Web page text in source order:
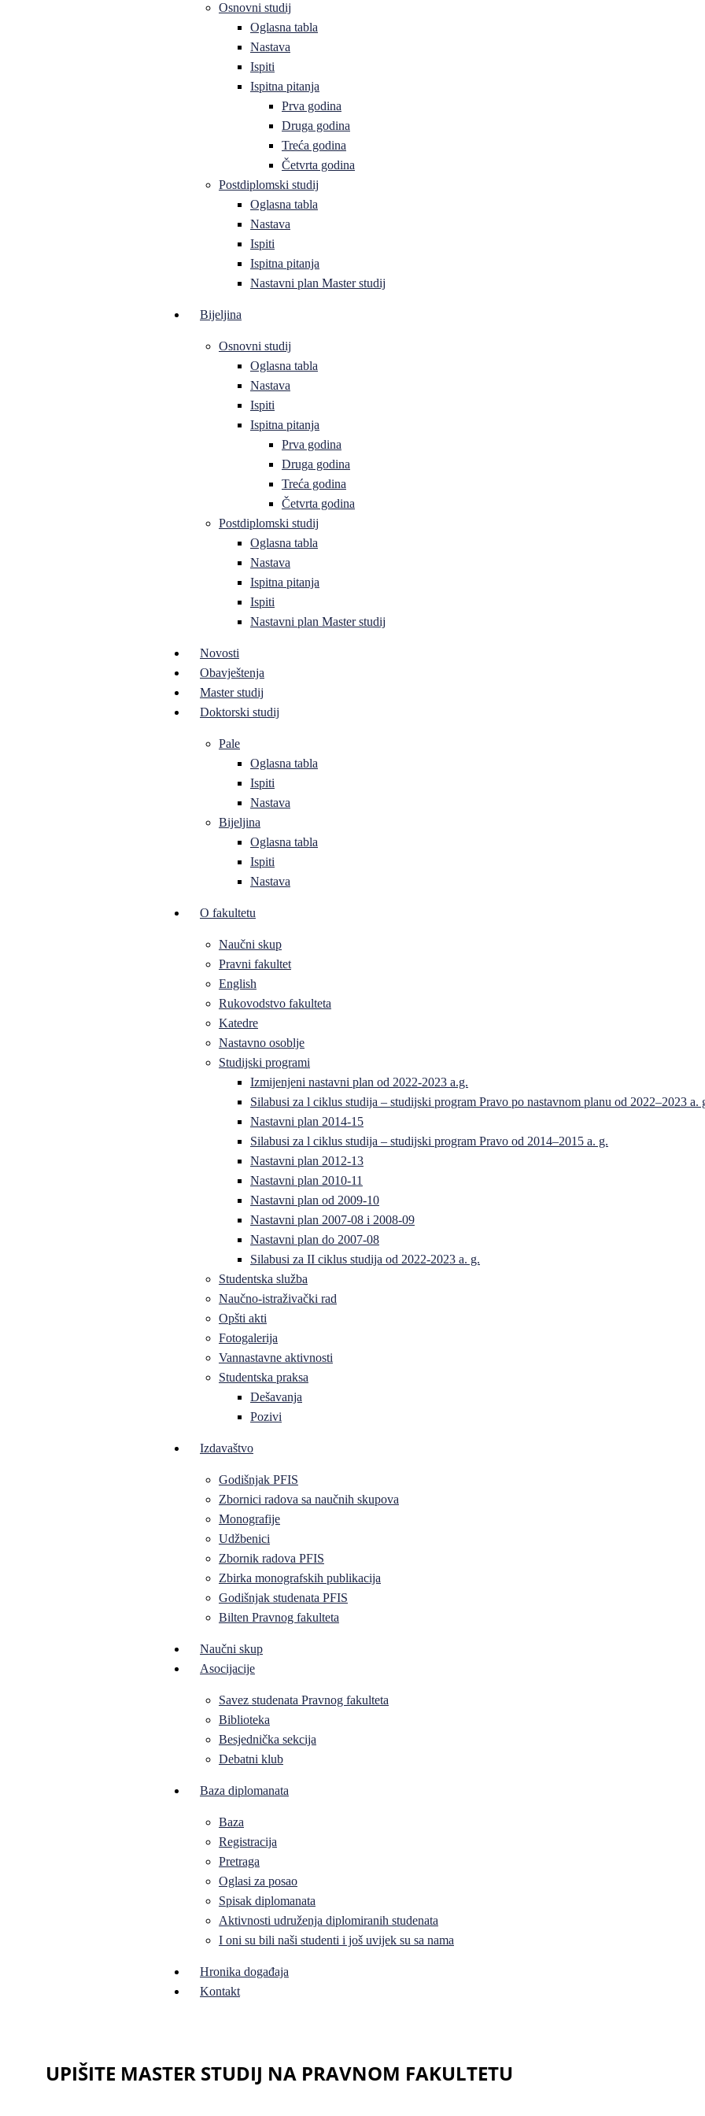
Osnovni studij
Oglasna tabla
Nastava
Ispiti
Ispitna pitanja
Prva godina
Druga godina
Treća godina
Četvrta godina
Postdiplomski studij
Oglasna tabla
Nastava
Ispiti
Ispitna pitanja
Nastavni plan Master studij
Bijeljina
Osnovni studij
Oglasna tabla
Nastava
Ispiti
Ispitna pitanja
Prva godina
Druga godina
Treća godina
Četvrta godina
Postdiplomski studij
Oglasna tabla
Nastava
Ispitna pitanja
Ispiti
Nastavni plan Master studij
Novosti
Obavještenja
Master studij
Doktorski studij
Pale
Oglasna tabla
Ispiti
Nastava
Bijeljina
Oglasna tabla
Ispiti
Nastava
O fakultetu
Naučni skup
Pravni fakultet
English
Rukovodstvo fakulteta
Katedre
Nastavno osoblje
Studijski programi
Izmijenjeni nastavni plan od 2022-2023 a.g.
Silabusi za l ciklus studija – studijski program Pravo po nastavnom planu od 2022–2023 a.
Nastavni plan 2014-15
Silabusi za l ciklus studija – studijski program Pravo od 2014–2015 a. g.
Nastavni plan 2012-13
Nastavni plan 2010-11
Nastavni plan od 2009-10
Nastavni plan 2007-08 i 2008-09
Nastavni plan do 2007-08
Silabusi za II ciklus studija od 2022-2023 a. g.
Studentska služba
Naučno-istraživački rad
Opšti akti
Fotogalerija
Vannastavne aktivnosti
Studentska praksa
Dešavanja
Pozivi
Izdavaštvo
Godišnjak PFIS
Zbornici radova sa naučnih skupova
Monografije
Udžbenici
Zbornik radova PFIS
Zbirka monografskih publikacija
Godišnjak studenata PFIS
Bilten Pravnog fakulteta
Naučni skup
Asocijacije
Savez studenata Pravnog fakulteta
Biblioteka
Besjednička sekcija
Debatni klub
Baza diplomanata
Baza
Registracija
Pretraga
Oglasi za posao
Spisak diplomanata
Aktivnosti udruženja diplomiranih studenata
I oni su bili naši studenti i još uvijek su sa nama
Hronika događaja
Kontakt
UPIŠITE MASTER STUDIJ NA PRAVNOM FAKULTETU